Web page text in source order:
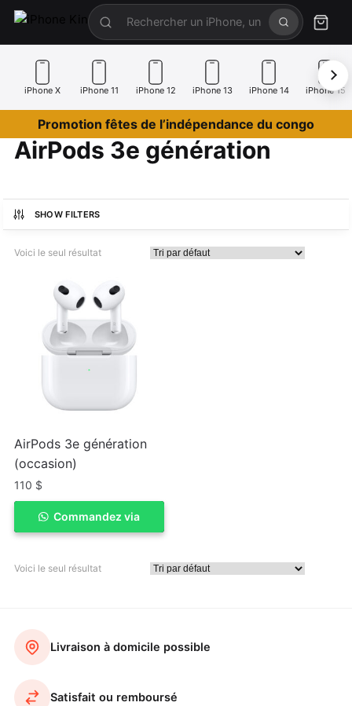
iPhone X iPhone 11 iPhone 12 iPhone 13 iPhone 14 iPhone 15
Promotion fêtes de l’indépendance du congo
AirPods 3e génération
SHOW FILTERS
Voici le seul résultat
AirPods 3e génération
(occasion)
110 $
ACHETER
Commandez via
Voici le seul résultat
Livraison à domicile possible
Satisfait ou remboursé